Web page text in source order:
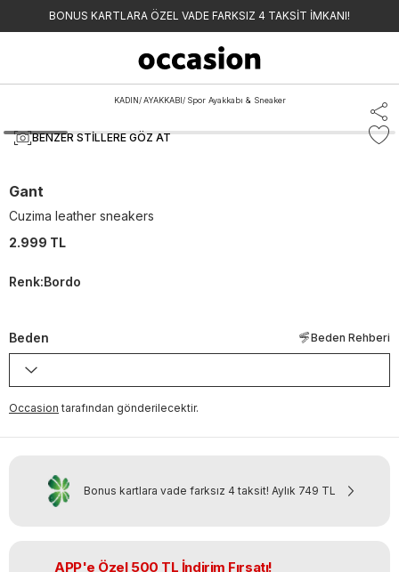
BONUS KARTLARA ÖZEL VADE FARKSIZ 4 TAKSİT İMKANI!
KADIN/ AYAKKABI/ Spor Ayakkabı & Sneaker
BENZER STILLERE GÖZ AT
Gant
Cuzima leather sneakers
2.999 TL
Renk:Bordo
Beden Beden Rehberi
Occasion tarafından gönderilecektir.
Bonus kartlara vade farksız 4 taksit! Aylık 749 TL
APP'e Özel 500 TL İndirim Fırsatı!